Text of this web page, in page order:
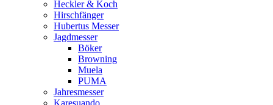
Heckler & Koch
Hirschfänger
Hubertus Messer
Jagdmesser
Böker
Browning
Muela
PUMA
Jahresmesser
Karesuando